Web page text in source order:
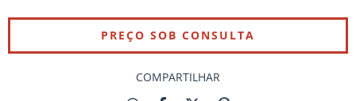
COMPARTILHAR